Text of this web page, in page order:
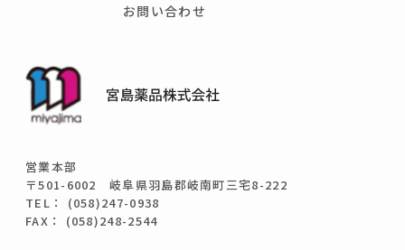
営業本部
〒501-6002 岐阜県羽島郡岐南町三宅8-222
TEL： (058)247-0938
FAX： (058)248-2544
お問い合わせ